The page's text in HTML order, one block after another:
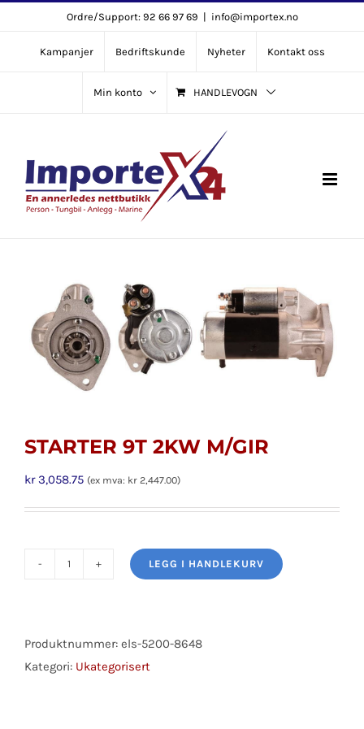
content
Ordre/Support: 92 66 97 69 | info@importex.no
Kampanjer Bedriftskunde Nyheter Kontakt oss
Min konto HANDLEVOGN
STARTER 9T 2KW M/GIR
kr3,058.75 (ex mva: kr 2,447.00)
M/GIR
antall
LEGG I HANDLEKURV
Produktnummer: els-5200-8648
Kategori: Ukategorisert